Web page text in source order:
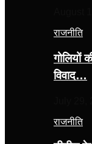
राजनीति
गोलियों
विवाद…
राजनीति